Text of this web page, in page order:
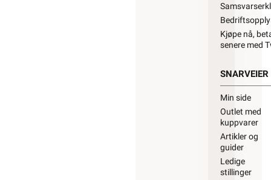
Kjøpe nå,
senere med
SNARVEIER
Min side
Outlet med
kuppvarer
Artikler og
guider
Ledige
stillinger